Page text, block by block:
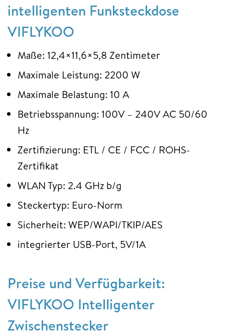
intelligenten Funksteckdose
VIFLYKOO
Maße: 12,4×11,6×5,8 Zentimeter
Maximale Leistung: 2200 W
Maximale Belastung: 10 A
Betriebsspannung: 100V – 240V AC 50/60
Hz
Zertifizierung: ETL / CE / FCC / ROHS-
Zertifikat
WLAN Typ: 2.4 GHz b/g
Steckertyp: Euro-Norm
Sicherheit: WEP/WAPI/TKIP/AES
integrierter USB-Port, 5V/1A
Preise und Verfügbarkeit:
VIFLYKOO Intelligenter
Zwischenstecker